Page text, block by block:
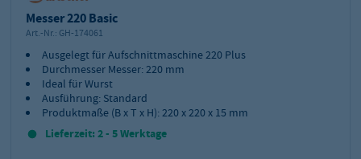
Messer 220 Basic
Art.-Nr.: GH-174061
Ausgelegt für Aufschnittmaschine 220 Plus
Durchmesser Messer: 220 mm
Ideal für Wurst
Ausführung: Standard
Produktmaße (B x T x H): 220 x 220 x 15 mm
Lieferzeit: 2 - 5 Werktage